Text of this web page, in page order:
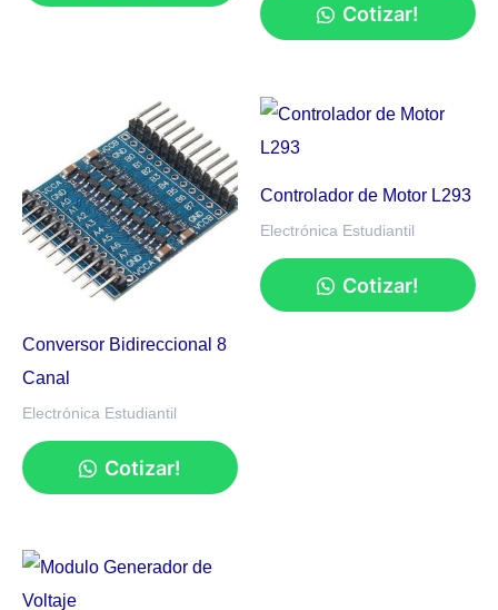
Cotizar!
Conversor Bidireccional 8
Canal
Electrónica Estudiantil
Cotizar!
Controlador de Motor L293
Electrónica Estudiantil
Cotizar!